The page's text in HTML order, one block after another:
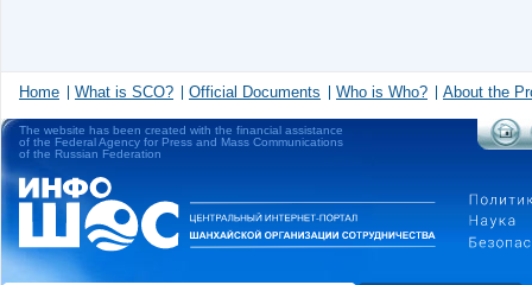
Home What is SCO? Official Documents Who is Who? About the
The website has been created with the financial assistance
of the Federal Agency for Press and Mass Communications
of the Russian Federation